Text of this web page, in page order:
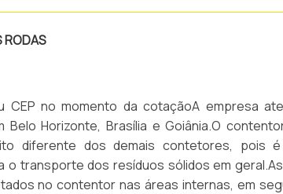
RODAS
CEP no momento da cotaçãoA empresa
Horizonte, Brasília e Goiânia.O
diferente dos demais contetores, pois
o transporte dos resíduos sólidos em
no contentor nas áreas internas, em